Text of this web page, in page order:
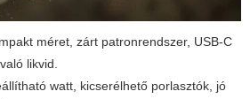
méret, zárt patronrendszer, USB-C
likvid.
watt, kicserélhető porlasztók, jó